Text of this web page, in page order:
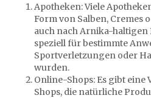
Apotheken: Viele
Form von Salben, Cremes
auch nach Arnika-
speziell für bestimmte
Sportverletzungen oder
wurden.
Online-Shops: Es gibt eine
Shops, die natürliche